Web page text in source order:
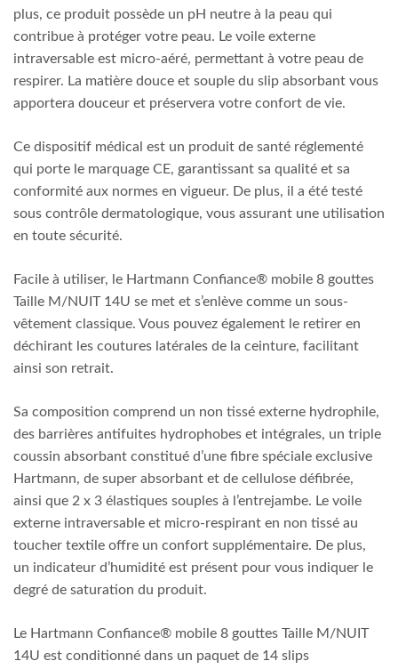
plus, ce produit possède un pH neutre à la peau qui
contribue à protéger votre peau. Le voile externe
intraversable est micro-aéré, permettant à votre peau de
respirer. La matière douce et souple du slip absorbant vous
apportera douceur et préservera votre confort de vie.
Ce dispositif médical est un produit de santé réglementé
qui porte le marquage CE, garantissant sa qualité et sa
conformité aux normes en vigueur. De plus, il a été testé
sous contrôle dermatologique, vous assurant une utilisation
en toute sécurité.
Facile à utiliser, le Hartmann Confiance® mobile 8 gouttes
Taille M/NUIT 14U se met et s’enlève comme un sous-
vêtement classique. Vous pouvez également le retirer en
déchirant les coutures latérales de la ceinture, facilitant
ainsi son retrait.
Sa composition comprend un non tissé externe hydrophile,
des barrières antifuites hydrophobes et intégrales, un triple
coussin absorbant constitué d’une fibre spéciale exclusive
Hartmann, de super absorbant et de cellulose défibrée,
ainsi que 2 x 3 élastiques souples à l’entrejambe. Le voile
externe intraversable et micro-respirant en non tissé au
toucher textile offre un confort supplémentaire. De plus,
un indicateur d’humidité est présent pour vous indiquer le
degré de saturation du produit.
Le Hartmann Confiance® mobile 8 gouttes Taille M/NUIT
14U est conditionné dans un paquet de 14 slips